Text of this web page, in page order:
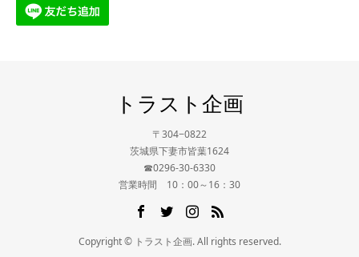
トラスト企画
〒304−0822
茨城県下妻市皆葉1624
☎0296-30-6330
営業時間 10：00～16：30
Copyright © トラスト企画. All rights reserved.